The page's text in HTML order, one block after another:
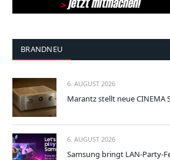
BRANDNEU
6. AUGUST 2026
Marantz stellt neue CINEMA
6. AUGUST 2026
Samsung bringt LAN-Party-